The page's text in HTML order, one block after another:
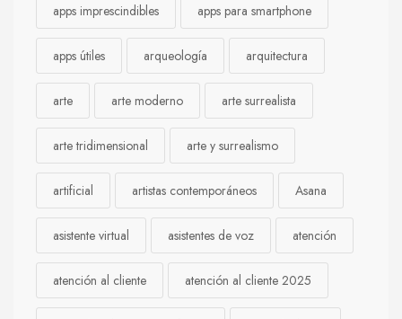
apps imprescindibles apps para smartphone
apps útiles arqueología arquitectura
arte arte moderno arte surrealista
arte tridimensional arte y surrealismo
artificial artistas contemporáneos Asana
asistente virtual asistentes de voz atención
atención al cliente atención al cliente 2025